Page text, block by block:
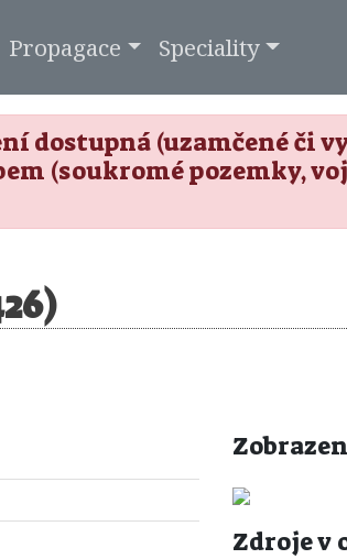
Propagace Speciality
dostupná (uzamčené či
(soukromé pozemky,
Zdroje v